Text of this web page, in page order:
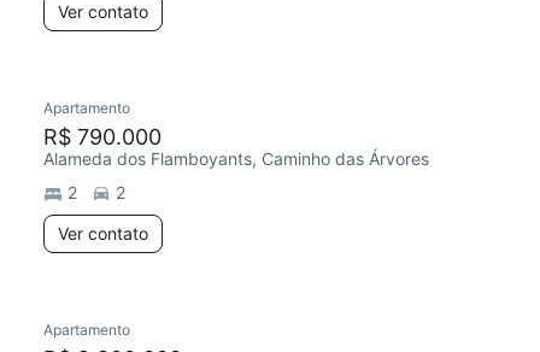
Ver contato
Apartamento
R$ 790.000
Alameda dos Flamboyants, Caminho das Árvores
2
2
Ver contato
Apartamento